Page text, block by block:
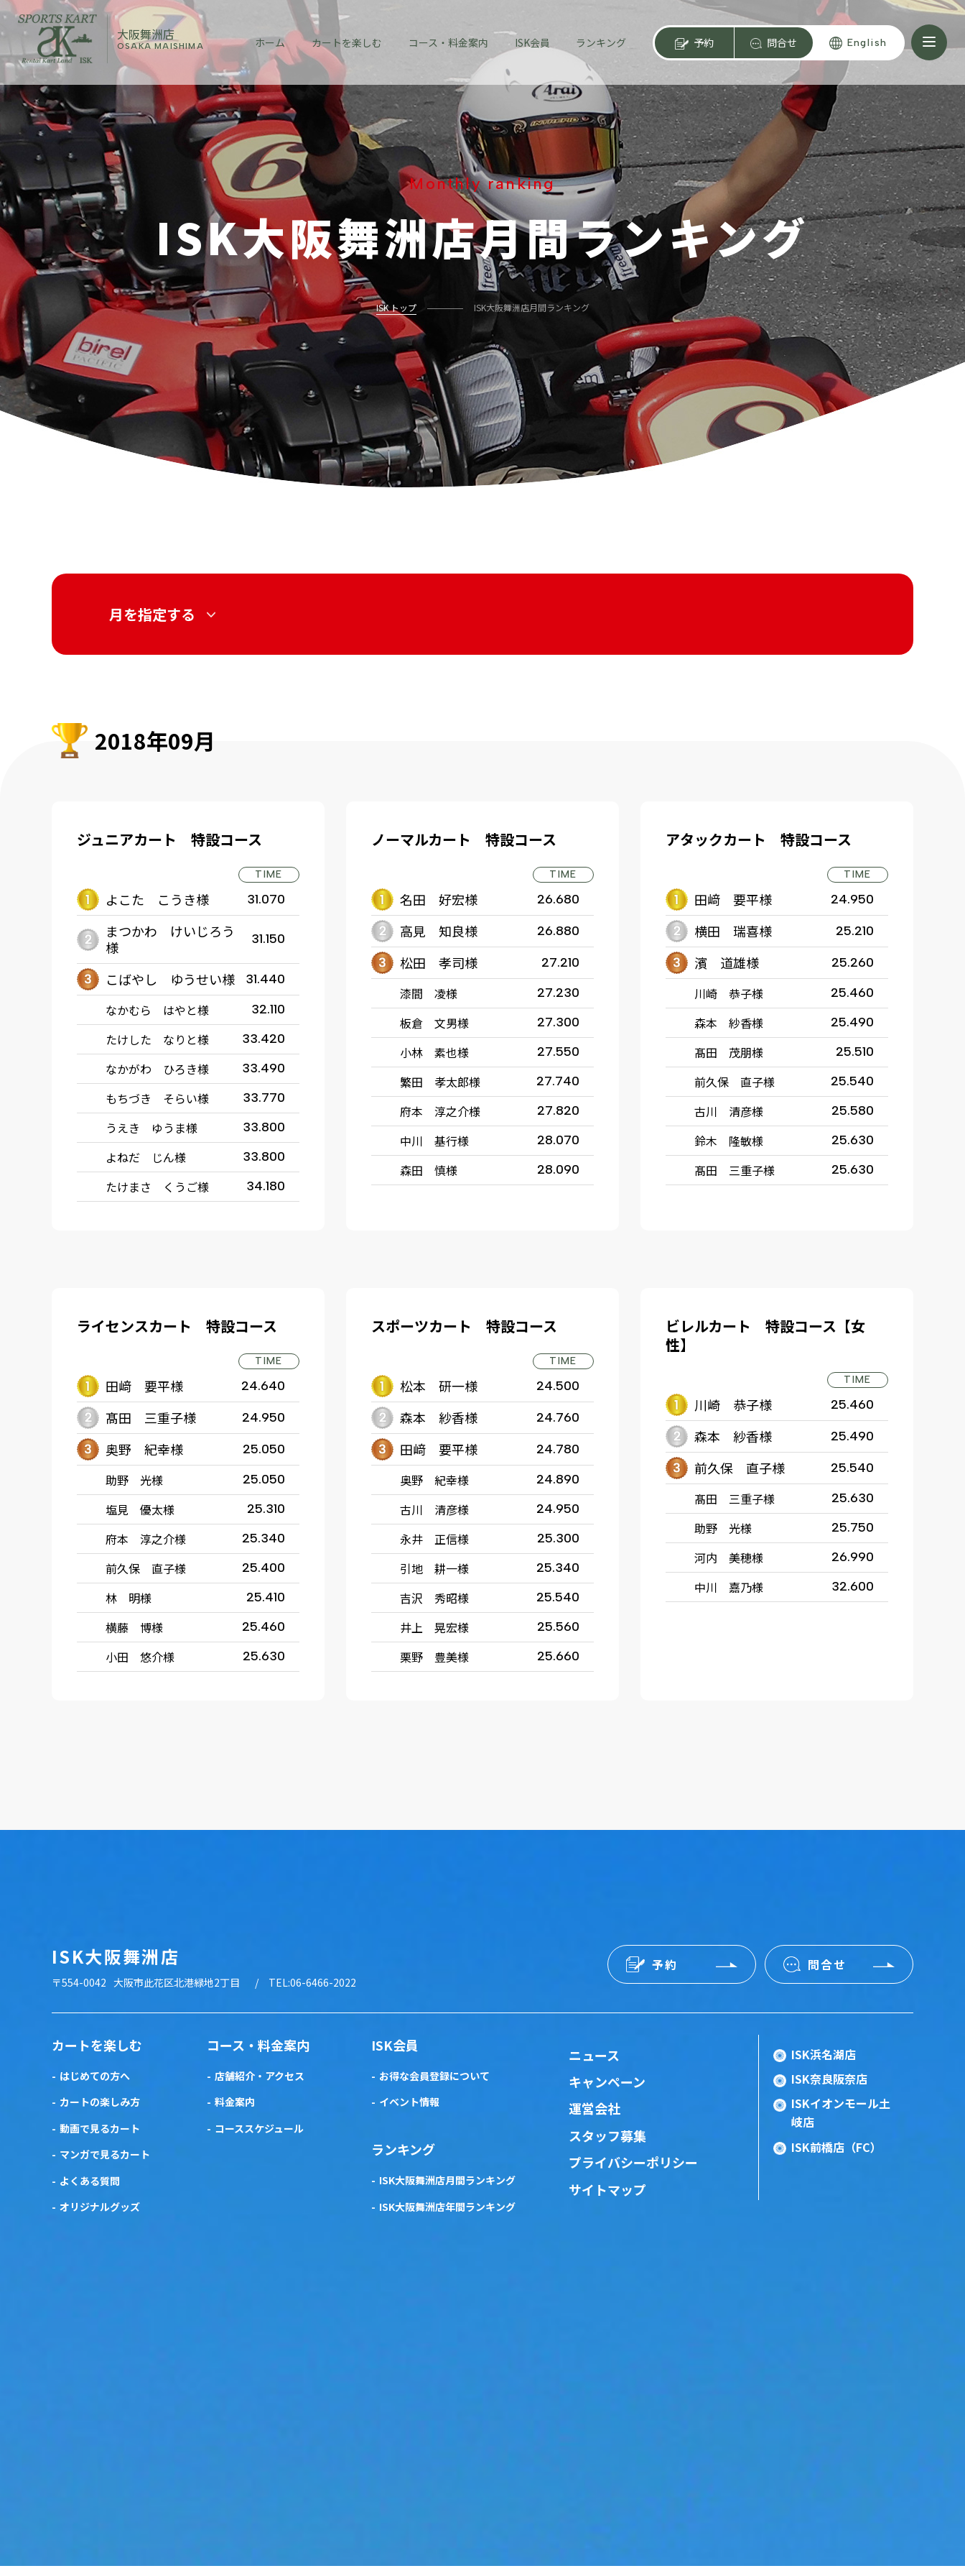
大阪舞洲店
OSAKA MAISHIMA ホーム カートを楽しむ コース・料金案内 ISK会員 ランキング 予約 問合せ English
Monthly ranking
ISK大阪舞洲店月間ランキング
ISK トップ ISK大阪舞洲店月間ランキング
月を指定する
2018年09月
ジュニアカート 特設コース
TIME
よこた こうき様 31.070
まつかわ けいじろう
様
31.150
こばやし ゆうせい様 31.440
なかむら はやと様 32.110
たけした なりと様 33.420
なかがわ ひろき様 33.490
もちづき そらい様 33.770
うえき ゆうま様 33.800
よねだ じん様 33.800
たけまさ くうご様 34.180
ノーマルカート 特設コース
TIME
名田 好宏様 26.680
高見 知良様 26.880
松田 孝司様 27.210
漆間 凌様 27.230
板倉 文男様 27.300
小林 素也様 27.550
繁田 孝太郎様 27.740
府本 淳之介様 27.820
中川 基行様 28.070
森田 慎様 28.090
アタックカート 特設コース
TIME
田﨑 要平様 24.950
横田 瑞喜様 25.210
濱 道雄様 25.260
川崎 恭子様 25.460
森本 紗香様 25.490
髙田 茂朋様 25.510
前久保 直子様 25.540
古川 清彦様 25.580
鈴木 隆敏様 25.630
髙田 三重子様 25.630
ライセンスカート 特設コース
TIME
田﨑 要平様 24.640
髙田 三重子様 24.950
奥野 紀幸様 25.050
助野 光様 25.050
塩見 優太様 25.310
府本 淳之介様 25.340
前久保 直子様 25.400
林 明様 25.410
横藤 博様 25.460
小田 悠介様 25.630
スポーツカート 特設コース
TIME
松本 研一様 24.500
森本 紗香様 24.760
田﨑 要平様 24.780
奥野 紀幸様 24.890
古川 清彦様 24.950
永井 正信様 25.300
引地 耕一様 25.340
吉沢 秀昭様 25.540
井上 晃宏様 25.560
栗野 豊美様 25.660
ビレルカート 特設コース【女
性】
TIME
川崎 恭子様 25.460
森本 紗香様 25.490
前久保 直子様 25.540
髙田 三重子様 25.630
助野 光様 25.750
河内 美穂様 26.990
中川 嘉乃様 32.600
ISK大阪舞洲店
〒554-0042 大阪市此花区北港緑地2丁目 TEL:06-6466-2022
予約 問合せ
カートを楽しむ
はじめての方へ
カートの楽しみ方
動画で見るカート
マンガで見るカート
よくある質問
オリジナルグッズ
コース・料金案内
店舗紹介・アクセス
料金案内
コーススケジュール
ISK会員
お得な会員登録について
イベント情報
ランキング
ISK大阪舞洲店月間ランキング
ISK大阪舞洲店年間ランキング
ニュース
キャンペーン
運営会社
スタッフ募集
プライバシーポリシー
サイトマップ
ISK浜名湖店
ISK奈良阪奈店
ISKイオンモール土
岐店
ISK前橋店（FC）